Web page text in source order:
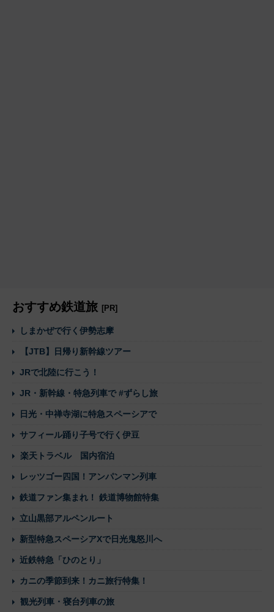
おすすめ鉄道旅 [PR]
しまかぜで行く伊勢志摩
【JTB】日帰り新幹線ツアー
JRで北陸に行こう！
JR・新幹線・特急列車で #ずらし旅
日光・中禅寺湖に特急スペーシアで
サフィール踊り子号で行く伊豆
楽天トラベル 国内宿泊
レッツゴー四国！アンパンマン列車
鉄道ファン集まれ！ 鉄道博物館特集
立山黒部アルペンルート
新型特急スペーシアXで日光鬼怒川へ
近鉄特急「ひのとり」
カニの季節到来！カニ旅行特集！
観光列車・寝台列車の旅